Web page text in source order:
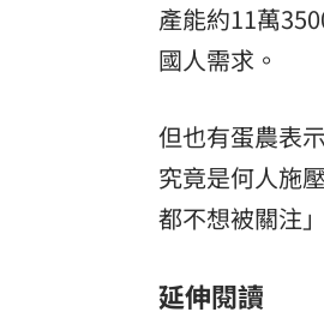
產能約11萬
國人需求。
但也有蛋農表
究竟是何人施
都不想被關注
延伸閱讀